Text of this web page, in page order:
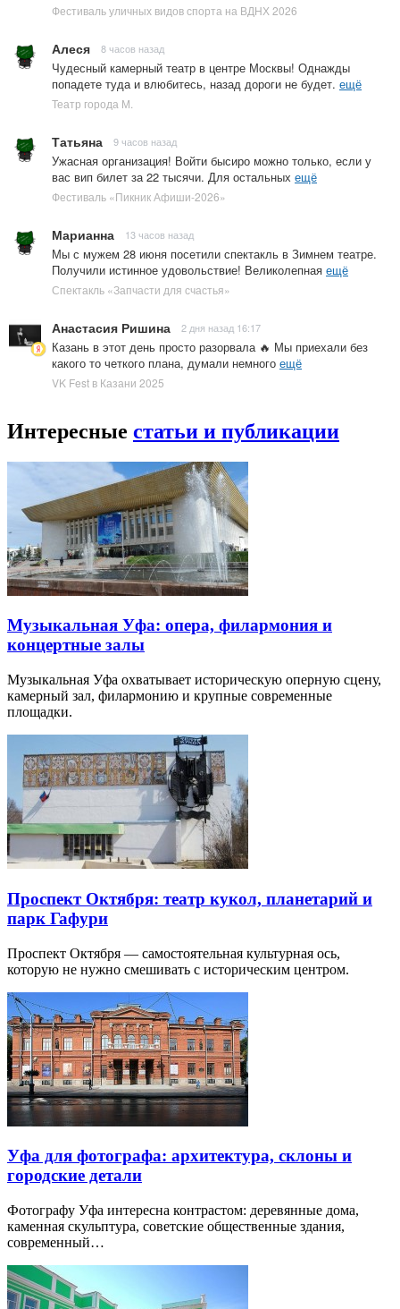
Фестиваль уличных видов спорта на ВДНХ 2026
Алеся 8 часов назад
Чудесный камерный театр в центре Москвы! Однажды
попадете туда и влюбитесь, назад дороги не будет. ещё
Театр города М.
Татьяна 9 часов назад
Ужасная организация! Войти бысиро можно только, если у
вас вип билет за 22 тысячи. Для остальных ещё
Фестиваль «Пикник Афиши-2026»
Марианна 13 часов назад
Мы с мужем 28 июня посетили спектакль в Зимнем театре.
Получили истинное удовольствие! Великолепная ещё
Спектакль «Запчасти для счастья»
Анастасия Ришина 2 дня назад 16:17
Казань в этот день просто разорвала 🔥 Мы приехали без
какого то четкого плана, думали немного ещё
VK Fest в Казани 2025
Интересные статьи и публикации
Музыкальная Уфа: опера, филармония и
концертные залы
Музыкальная Уфа охватывает историческую оперную сцену,
камерный зал, филармонию и крупные современные
площадки.
Проспект Октября: театр кукол, планетарий и
парк Гафури
Проспект Октября — самостоятельная культурная ось,
которую не нужно смешивать с историческим центром.
Уфа для фотографа: архитектура, склоны и
городские детали
Фотографу Уфа интересна контрастом: деревянные дома,
каменная скульптура, советские общественные здания,
современный…